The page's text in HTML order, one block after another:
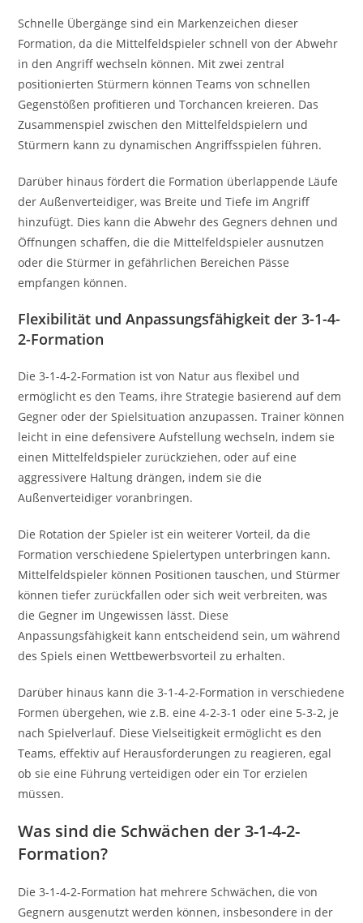
Schnelle Übergänge sind ein Markenzeichen dieser
Formation, da die Mittelfeldspieler schnell von der Abwehr
in den Angriff wechseln können. Mit zwei zentral
positionierten Stürmern können Teams von schnellen
Gegenstößen profitieren und Torchancen kreieren. Das
Zusammenspiel zwischen den Mittelfeldspielern und
Stürmern kann zu dynamischen Angriffsspielen führen.
Darüber hinaus fördert die Formation überlappende Läufe
der Außenverteidiger, was Breite und Tiefe im Angriff
hinzufügt. Dies kann die Abwehr des Gegners dehnen und
Öffnungen schaffen, die die Mittelfeldspieler ausnutzen
oder die Stürmer in gefährlichen Bereichen Pässe
empfangen können.
Flexibilität und Anpassungsfähigkeit der 3-1-4-
2-Formation
Die 3-1-4-2-Formation ist von Natur aus flexibel und
ermöglicht es den Teams, ihre Strategie basierend auf dem
Gegner oder der Spielsituation anzupassen. Trainer können
leicht in eine defensivere Aufstellung wechseln, indem sie
einen Mittelfeldspieler zurückziehen, oder auf eine
aggressivere Haltung drängen, indem sie die
Außenverteidiger voranbringen.
Die Rotation der Spieler ist ein weiterer Vorteil, da die
Formation verschiedene Spielertypen unterbringen kann.
Mittelfeldspieler können Positionen tauschen, und Stürmer
können tiefer zurückfallen oder sich weit verbreiten, was
die Gegner im Ungewissen lässt. Diese
Anpassungsfähigkeit kann entscheidend sein, um während
des Spiels einen Wettbewerbsvorteil zu erhalten.
Darüber hinaus kann die 3-1-4-2-Formation in verschiedene
Formen übergehen, wie z.B. eine 4-2-3-1 oder eine 5-3-2, je
nach Spielverlauf. Diese Vielseitigkeit ermöglicht es den
Teams, effektiv auf Herausforderungen zu reagieren, egal
ob sie eine Führung verteidigen oder ein Tor erzielen
müssen.
Was sind die Schwächen der 3-1-4-2-
Formation?
Die 3-1-4-2-Formation hat mehrere Schwächen, die von
Gegnern ausgenutzt werden können, insbesondere in der